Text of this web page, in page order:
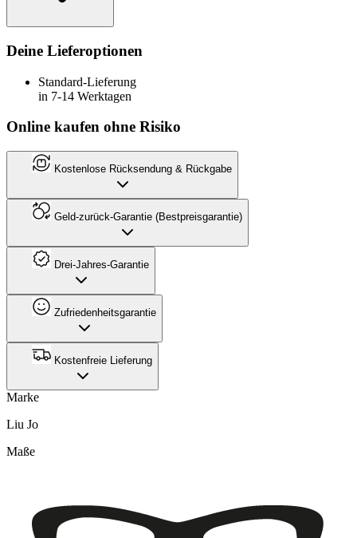
Deine Lieferoptionen
Standard-Lieferung
in 7-14 Werktagen
Online kaufen ohne Risiko
Kostenlose Rücksendung & Rückgabe
Geld-zurück-Garantie (Bestpreisgarantie)
Drei-Jahres-Garantie
Zufriedenheitsgarantie
Kostenfreie Lieferung
Marke
Liu Jo
Maße